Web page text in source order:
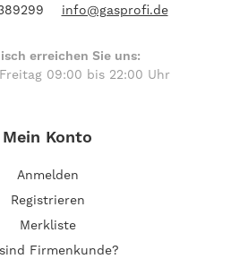
info@gasprofi.de
erreichen Sie uns:
09:00 bis 22:00 Uhr
Mein Konto
Anmelden
Registrieren
Merkliste
Firmenkunde?